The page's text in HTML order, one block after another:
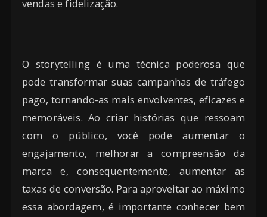
vendas e fidelização.
O storytelling é uma técnica poderosa que
pode transformar suas campanhas de tráfego
pago, tornando-as mais envolventes, eficazes e
memoráveis. Ao criar histórias que ressoam
com o público, você pode aumentar o
engajamento, melhorar a compreensão da
marca e, consequentemente, aumentar as
taxas de conversão. Para aproveitar ao máximo
essa abordagem, é importante conhecer bem